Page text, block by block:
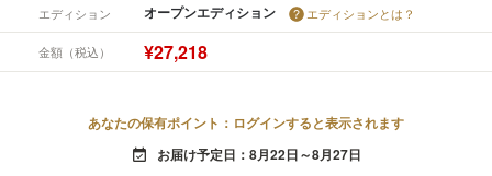
エディション オープンエディション エディションとは？
金額（税込） ¥27,218
あなたの保有ポイント：ログインすると表示されます
event_available お届け予定日：8月22日～8月27日